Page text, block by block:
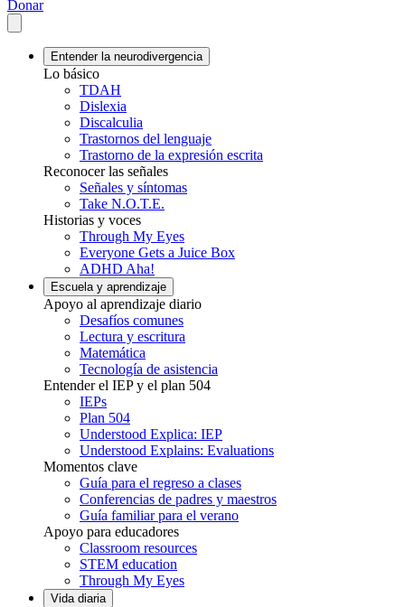
Donar
Entender la neurodivergencia
Lo básico
TDAH
Dislexia
Discalculia
Trastornos del lenguaje
Trastorno de la expresión escrita
Reconocer las señales
Señales y síntomas
Take N.O.T.E.
Historias y voces
Through My Eyes
Everyone Gets a Juice Box
ADHD Aha!
Escuela y aprendizaje
Apoyo al aprendizaje diario
Desafíos comunes
Lectura y escritura
Matemática
Tecnología de asistencia
Entender el IEP y el plan 504
IEPs
Plan 504
Understood Explica: IEP
Understood Explains: Evaluations
Momentos clave
Guía para el regreso a clases
Conferencias de padres y maestros
Guía familiar para el verano
Apoyo para educadores
Classroom resources
STEM education
Through My Eyes
Vida diaria